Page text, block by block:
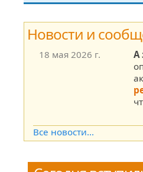
все редакции
Новости и
18 мая 2026 г. А
Все новости...